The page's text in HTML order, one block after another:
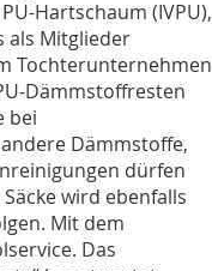
Hartschaum (IVPU),
als Mitglieder
Tochterunternehmen
Dämmstoffresten
bei
Dämmstoffe,
dürfen
wird ebenfalls
Mit dem
Das